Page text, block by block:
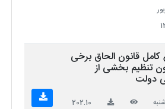
کامل قانون الحاق برخی
تنظیم بخشی از
دولت
شنبه
202.10